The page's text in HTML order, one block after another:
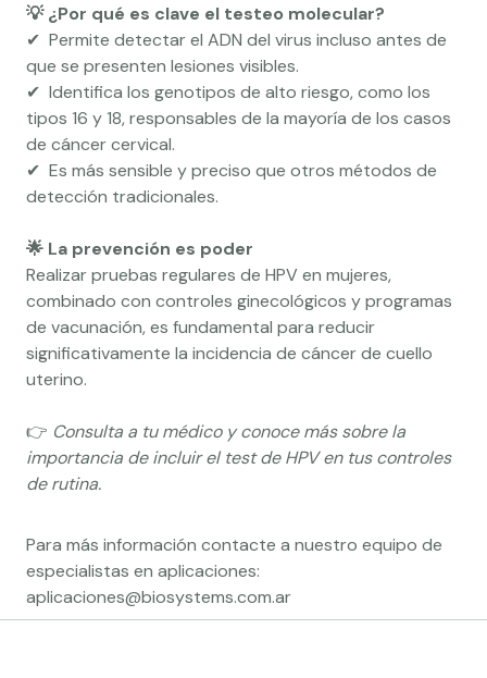
💡 ¿Por qué es clave el testeo molecular?
✔ ️ Permite detectar el ADN del virus incluso antes de
que se presenten lesiones visibles.
✔ ️ Identifica los genotipos de alto riesgo, como los
tipos 16 y 18, responsables de la mayoría de los casos
de cáncer cervical.
✔ ️ Es más sensible y preciso que otros métodos de
detección tradicionales.
🌟 La prevención es poder
Realizar pruebas regulares de HPV en mujeres,
combinado con controles ginecológicos y programas
de vacunación, es fundamental para reducir
significativamente la incidencia de cáncer de cuello
uterino.
👉 Consulta a tu médico y conoce más sobre la
importancia de incluir el test de HPV en tus controles
de rutina.
Para más información contacte a nuestro equipo de
especialistas en aplicaciones:
aplicaciones@biosystems.com.ar